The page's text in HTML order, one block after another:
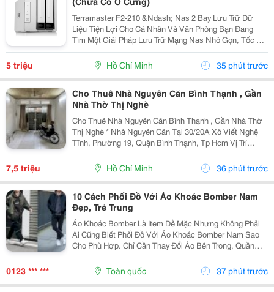
Terramaster F2-210 &Ndash; Nas 2 Bay Lưu Trữ Dữ
Liệu Tiện Lợi Cho Cá Nhân Và Văn Phòng Bạn Đang
Tìm Một Giải Pháp Lưu Trữ Mạng Nas Nhỏ Gọn, Tốc Độ
Ổn Định Và Hỗ Trợ Nhiều Tính Năng Sao Lưu?
Terramaster F2-210 Là Lựa Chọn Phù Hợp Cho Cá
Nhân, Gia...
5 triệu Hồ Chí Minh 35 phút trước
Cho Thuê Nhà Nguyên Căn Bình Thạnh , Gần
Nhà Thờ Thị Nghè
Cho Thuê Nhà Nguyên Căn Bình Thạnh , Gần Nhà Thờ
Thị Nghè * Nhà Nguyên Căn Tại 30/20A Xô Viết Nghệ
Tĩnh, Phường 19, Quận Bình Thạnh, Tp Hcm Vị Trí
Thuận Tiện, Khu Dân Cư Hiện Hữu, Di Chuyển Nhanh
Sang Trung Tâm. * Diện Tích 57M&Sup2; ( Ngang 4M,...
7,5 triệu Hồ Chí Minh 36 phút trước
10 Cách Phối Đồ Với Áo Khoác Bomber Nam
Đẹp, Trẻ Trung
Áo Khoác Bomber Là Item Dễ Mặc Nhưng Không Phải
Ai Cũng Biết Phối Đồ Với Áo Khoác Bomber Nam Sao
Cho Phù Hợp. Chỉ Cần Thay Đổi Áo Bên Trong, Quần
Hoặc Giày, Bạn Đã Có Thể Tạo Nên Nhiều Outfit Khác
Nhau Để Đi Làm, Dạo Phố Hay Gặp Gỡ Bạn Bè. Trong...
0123 *** *** Toàn quốc 37 phút trước